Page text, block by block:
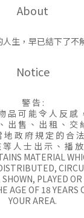
About
生，早已結下了不
Notice
警 告 :
品 可 能 令 人 反 感
出 售 、 出 租 、 交
政 府 規 定 的 合
人 士 出 示 、 播 放
MATERIAL
PLAYED
AGE OF 18 YEARS
YOUR AREA.